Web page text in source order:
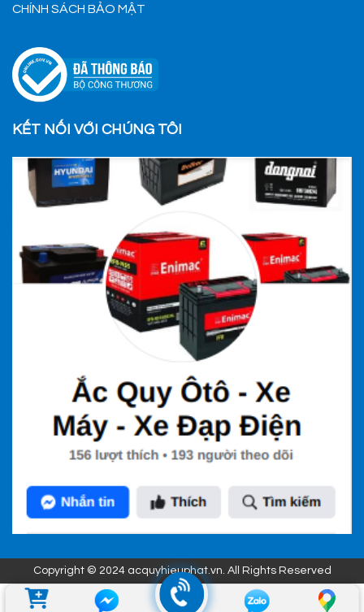
CHÍNH SÁCH BẢO MẬT
KẾT NỐI VỚI CHÚNG TÔI
Copyright © 2024 acquyhieuphat.vn. All Rights Reserved